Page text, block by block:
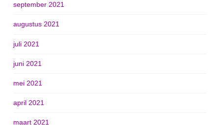
september 2021
augustus 2021
juli 2021
juni 2021
mei 2021
april 2021
maart 2021